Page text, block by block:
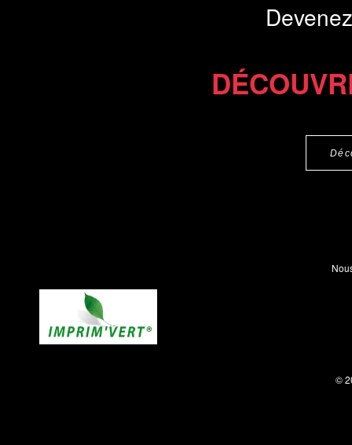
Téléchargement gratuit
©